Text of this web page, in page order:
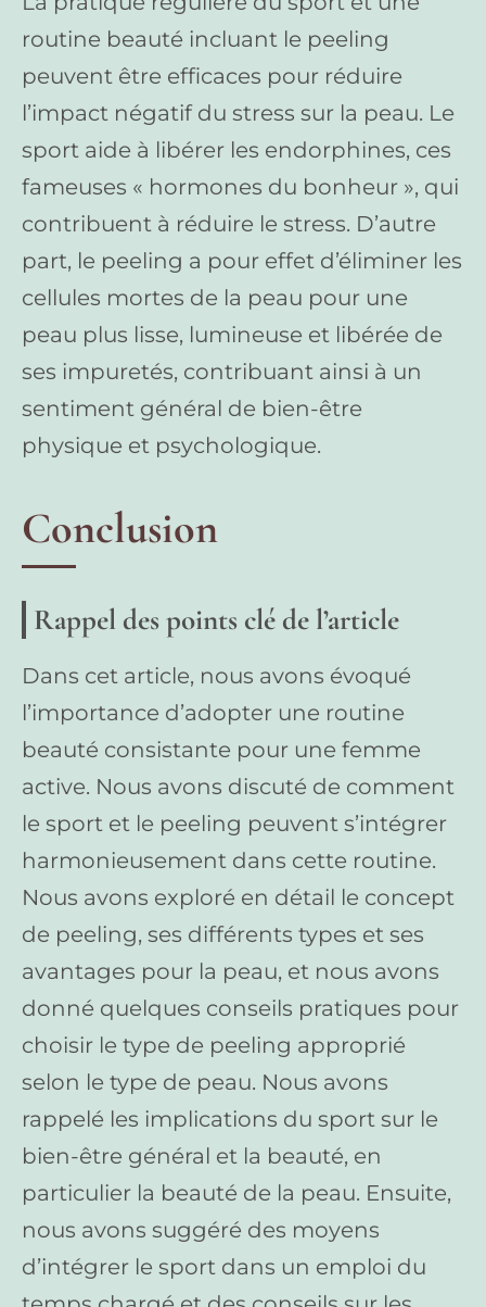
routine beauté incluant le peeling
peuvent être efficaces pour réduire
l’impact négatif du stress sur la peau. Le
sport aide à libérer les endorphines, ces
fameuses « hormones du bonheur », qui
contribuent à réduire le stress. D’autre
part, le peeling a pour effet d’éliminer les
cellules mortes de la peau pour une
peau plus lisse, lumineuse et libérée de
ses impuretés, contribuant ainsi à un
sentiment général de bien-être
physique et psychologique.
Conclusion
Rappel des points clé de l’article
Dans cet article, nous avons évoqué
l’importance d’adopter une routine
beauté consistante pour une femme
active. Nous avons discuté de comment
le sport et le peeling peuvent s’intégrer
harmonieusement dans cette routine.
Nous avons exploré en détail le concept
de peeling, ses différents types et ses
avantages pour la peau, et nous avons
donné quelques conseils pratiques pour
choisir le type de peeling approprié
selon le type de peau. Nous avons
rappelé les implications du sport sur le
bien-être général et la beauté, en
particulier la beauté de la peau. Ensuite,
nous avons suggéré des moyens
d’intégrer le sport dans un emploi du